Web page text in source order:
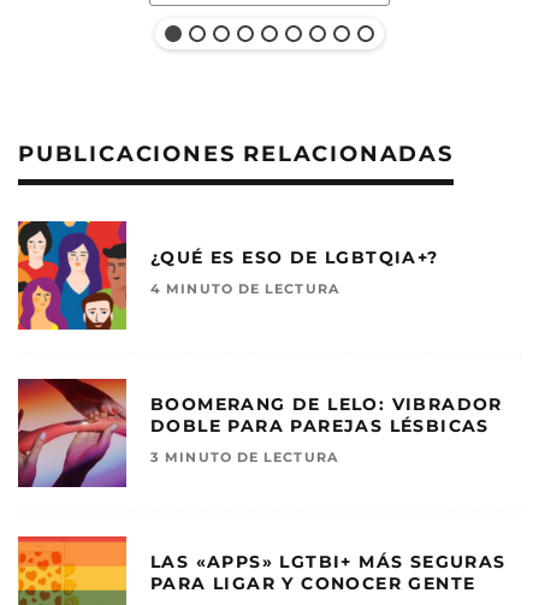
PUBLICACIONES RELACIONADAS
¿QUÉ ES ESO DE LGBTQIA+?
4 MINUTO DE LECTURA
BOOMERANG DE LELO: VIBRADOR
DOBLE PARA PAREJAS LÉSBICAS
3 MINUTO DE LECTURA
LAS «APPS» LGTBI+ MÁS SEGURAS
PARA LIGAR Y CONOCER GENTE